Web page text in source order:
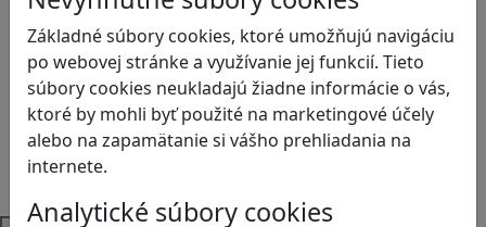
Základné súbory cookies, ktoré umožňujú navigáciu
po webovej stránke a využívanie jej funkcií. Tieto
súbory cookies neukladajú žiadne informácie o vás,
ktoré by mohli byť použité na marketingové účely
alebo na zapamätanie si vášho prehliadania na
internete.
Analytické súbory cookies
Logické myslenie
Ľudské práva a tolerancia
Motorika a koncentrácia
Programovanie/Technika
Sociálne zručnosti a kooperácia
Strategické myslenie